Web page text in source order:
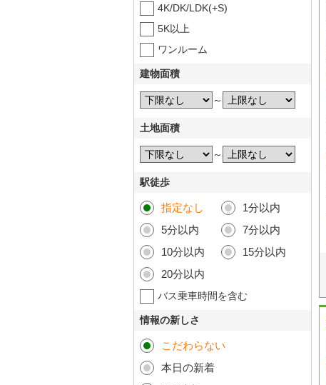
4K/DK/LDK(+S)
5K以上
ワンルーム
建物面積
～
土地面積
～
駅徒歩
指定なし
1分以内
5分以内
7分以内
10分以内
15分以内
20分以内
バス乗車時間を含む
情報の新しさ
こだわらない
本日の新着